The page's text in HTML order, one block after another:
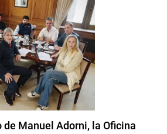
de Manuel Adorni, la Oficina